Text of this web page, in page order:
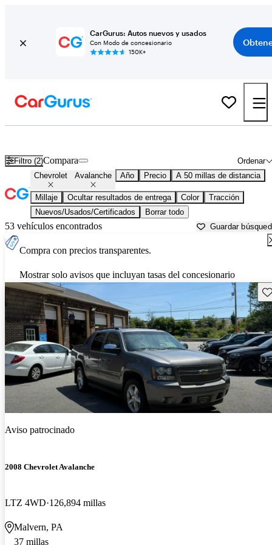
CarGurus: Autos nuevos y usados
Con Modo de concesionario
150K+
Filtro (2) Ordenar
Compara
Chevrolet Avalanche Año Precio A 50 millas de distancia
Millaje Ocultar resultados de entrega Color
Tracción
Nuevos/Usados/Certificados
Borrar todo
53 vehículos encontrados Guardar
Compra con precios transparentes.
Mostrar solo avisos que incluyan tasas del concesionario
Aviso patrocinado
2008 Chevrolet Avalanche
LTZ 4WD 126,894 millas
Malvern, PA
37 millas